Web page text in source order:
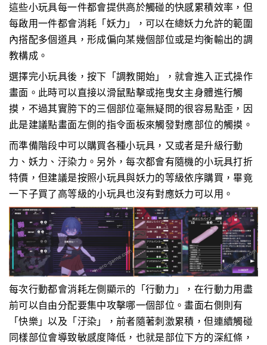
這些小玩具每一件都會提供高於觸碰的快感累積效率，但
每啟用一件都會消耗「妖力」，可以在總妖力允許的範圍
內搭配多個道具，形成偏向某幾個部位或是均衡輸出的調
教構成。
選擇完小玩具後，按下「調教開始」，就會進入正式操作
畫面。此時可以直接以滑鼠點擊或拖曳女主身體進行觸
摸，不過其實胯下的三個部位毫無疑問的很容易點歪，因
此是建議點畫面左側的指令面板來觸發對應部位的觸摸。
而準備階段中可以購買各種小玩具，又或者是升級行動
力、妖力、汙染力。另外，每次都會有隨機的小玩具打折
特價，但建議是按照小玩具與妖力的等級依序購買，畢竟
一下子買了高等級的小玩具也沒有對應妖力可以用。
每次行動都會消耗左側顯示的「行動力」，在行動力用盡
前可以自由分配要集中攻擊哪一個部位。畫面右側則有
「快樂」以及「汙染」，前者隨著刺激累積，但連續觸碰
同樣部位會導致敏感度降低，也就是部位下方的深紅條，